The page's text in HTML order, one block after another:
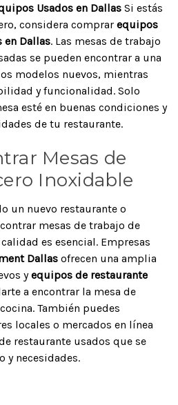
Usados en Dallas Si estás
considera comprarequipos
en Dallas. Las mesas de trabajo
se pueden encontrar a una
modelos nuevos, mientras
y funcionalidad. Solo
esté en buenas condiciones y
de tu restaurante.
Mesas de
Inoxidable
un nuevo restaurante o
mesas de trabajo de
es esencial. Empresas
Dallas ofrecen una amplia
yequipos de restaurante
a encontrar la mesa de
También puedes
locales o mercados en línea
restaurante usados que se
y necesidades.